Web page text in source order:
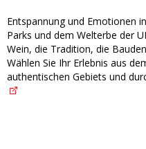
Entspannung und Emotionen
Parks und dem Welterbe der
Wein, die Tradition, die
Wählen Sie Ihr Erlebnis aus
authentischen Gebiets und